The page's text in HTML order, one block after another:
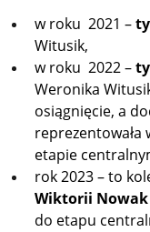
w roku 2021 –
Witusik,
w roku 2022 –
Weronika
osiągnięcie, a
etapie
rok 2023 – to
Wiktorii Nowak
do etapu